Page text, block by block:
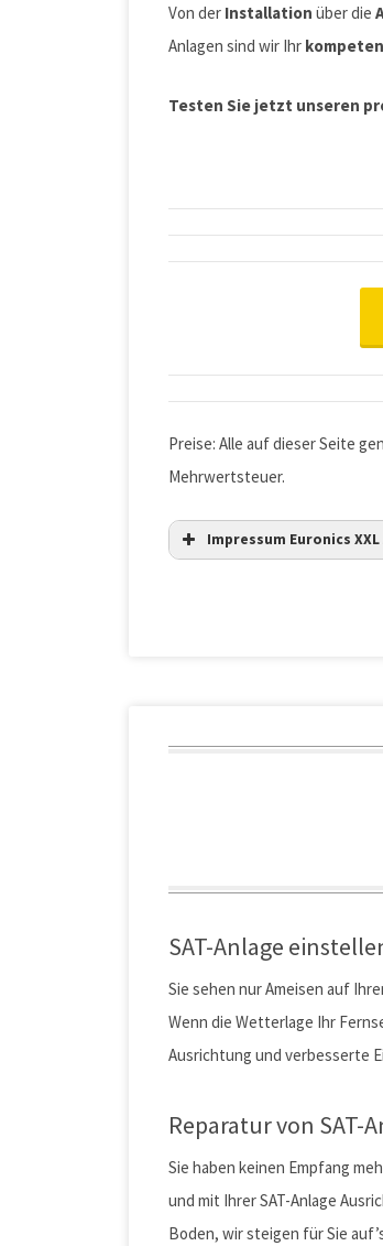
Von der Installation über die
Anlagen sind wir Ihr
Testen Sie jetzt unseren
Preise: Alle auf dieser Seite
Mehrwertsteuer.
Impressum Euronics
Umsatzsteuer-ID:
Telefonnummer:
SAT-Anlage
Sie sehen nur Ameisen auf
Wenn die Wetterlage Ihr
Ausrichtung und verbesserte
Reparatur von SAT-
Sie haben keinen Empfang
und mit Ihrer SAT-Anlage
Boden, wir steigen für Sie